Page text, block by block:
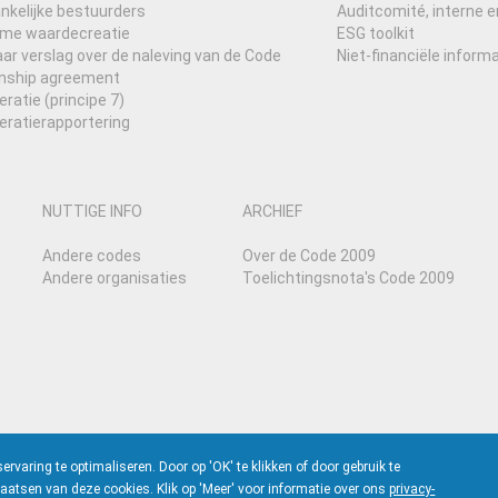
te optimaliseren. Door op 'OK' te klikken of door gebruik te
van deze cookies. Klik op 'Meer' voor informatie over onsprivacy-
bestuurders
waardecreatie
verslag over de naleving van de Code
agreement
(principe 7)
Auditcomité, interne
ESG toolkit
Niet-financiële
NUTTIGE INFO
Andere codes
Andere organisaties
ARCHIEF
Over de Code 2009
Toelichtingsnota's Code 2009